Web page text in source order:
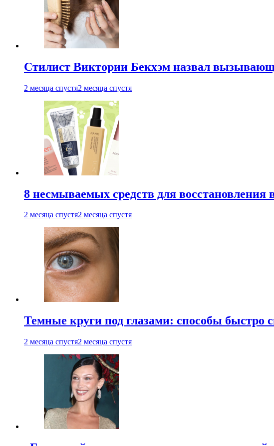
Стилист Виктории Бекхэм назвал
2 месяца спустя2 месяца спустя
8 несмываемых средств для восстановления
2 месяца спустя2 месяца спустя
Темные круги под глазами: способы быстро
2 месяца спустя2 месяца спустя